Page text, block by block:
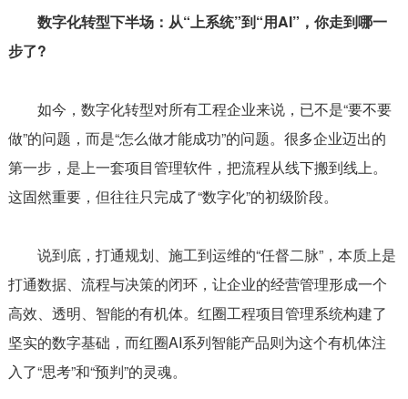
数字化转型下半场：从“上系统”到“用AI”，你走到哪一
步了?
如今，数字化转型对所有工程企业来说，已不是“要不要
做”的问题，而是“怎么做才能成功”的问题。很多企业迈出的
第一步，是上一套项目管理软件，把流程从线下搬到线上。
这固然重要，但往往只完成了“数字化”的初级阶段。
说到底，打通规划、施工到运维的“任督二脉”，本质上是
打通数据、流程与决策的闭环，让企业的经营管理形成一个
高效、透明、智能的有机体。红圈工程项目管理系统构建了
坚实的数字基础，而红圈AI系列智能产品则为这个有机体注
入了“思考”和“预判”的灵魂。